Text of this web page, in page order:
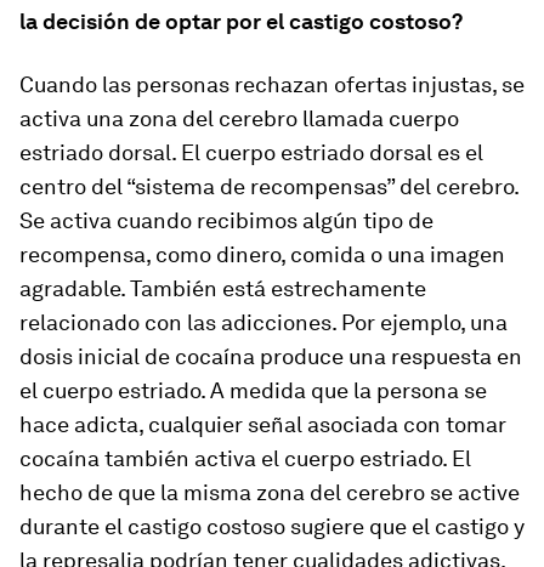
la decisión de optar por el castigo costoso?
Cuando las personas rechazan ofertas injustas, se
activa una zona del cerebro llamada cuerpo
estriado dorsal. El cuerpo estriado dorsal es el
centro del “sistema de recompensas” del cerebro.
Se activa cuando recibimos algún tipo de
recompensa, como dinero, comida o una imagen
agradable. También está estrechamente
relacionado con las adicciones. Por ejemplo, una
dosis inicial de cocaína produce una respuesta en
el cuerpo estriado. A medida que la persona se
hace adicta, cualquier señal asociada con tomar
cocaína también activa el cuerpo estriado. El
hecho de que la misma zona del cerebro se active
durante el castigo costoso sugiere que el castigo y
la represalia podrían tener cualidades adictivas.